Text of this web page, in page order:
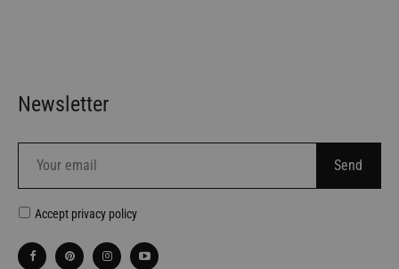
Newsletter
Accept privacy policy